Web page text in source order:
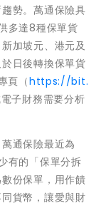
勢。萬通保險具
多達8種保單貨
加坡元、港元及
日後轉換保單貨
頁（https://bit.
子財務需要分析
通保險最近為
有的「保單分拆
份保單，用作饋
貨幣，讓愛與財